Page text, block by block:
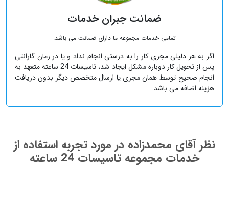
ضمانت جبران خدمات
تمامی خدمات مجموعه ما دارای ضمانت می باشد.
اگر به هر دلیلی مجری کار را به درستی انجام نداد و یا در زمان گارانتی
پس از تحویل کار دوباره مشکل ایجاد شد، تاسیسات 24 ساعته متعهد به
انجام صحیح توسط همان مجری یا ارسال متخصص دیگر بدون دریافت
هزینه اضافه می باشد.
نظر آقای محمدزاده در مورد تجربه استفاده از
خدمات مجموعه تاسیسات 24 ساعته